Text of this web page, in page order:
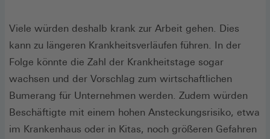
Viele würden deshalb krank zur Arbeit gehen. Dies
kann zu längeren Krankheitsverläufen führen. In der
Folge könnte die Zahl der Krankheitstage sogar
wachsen und der Vorschlag zum wirtschaftlichen
Bumerang für Unternehmen werden. Zudem würden
Beschäftigte mit einem hohen Ansteckungsrisiko, etwa
im Krankenhaus oder in Kitas, noch größeren Gefahren